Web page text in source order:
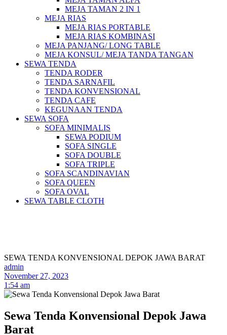
MEJA TAMAN 2 IN 1
MEJA RIAS
MEJA RIAS PORTABLE
MEJA RIAS KOMBINASI
MEJA PANJANG/ LONG TABLE
MEJA KONSUL/ MEJA TANDA TANGAN
SEWA TENDA
TENDA RODER
TENDA SARNAFIL
TENDA KONVENSIONAL
TENDA CAFE
KEGUNAAN TENDA
SEWA SOFA
SOFA MINIMALIS
SEWA PODIUM
SOFA SINGLE
SOFA DOUBLE
SOFA TRIPLE
SOFA SCANDINAVIAN
SOFA QUEEN
SOFA OVAL
SEWA TABLE CLOTH
SEWA TENDA KONVENSIONAL DEPOK JAWA BARAT
admin
November 27, 2023
1:54 am
Sewa Tenda Konvensional Depok Jawa
Barat